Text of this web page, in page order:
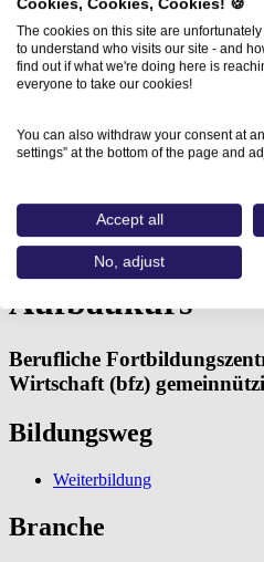
Adobe® Illustrator®
Adobe®
Aufbaukurs
Berufliche
Wirtschaft (bfz)
Bildungsweg
Weiterbildung
Branche
Cookies, Cookies, Cookies! 🍪
The cookies on this site are
to understand who visits our site - and
find out if what we're doing here is
everyone to take our cookies!
You can also withdraw your consent at
settings” at the bottom of the page and
Accept all
No, adjust